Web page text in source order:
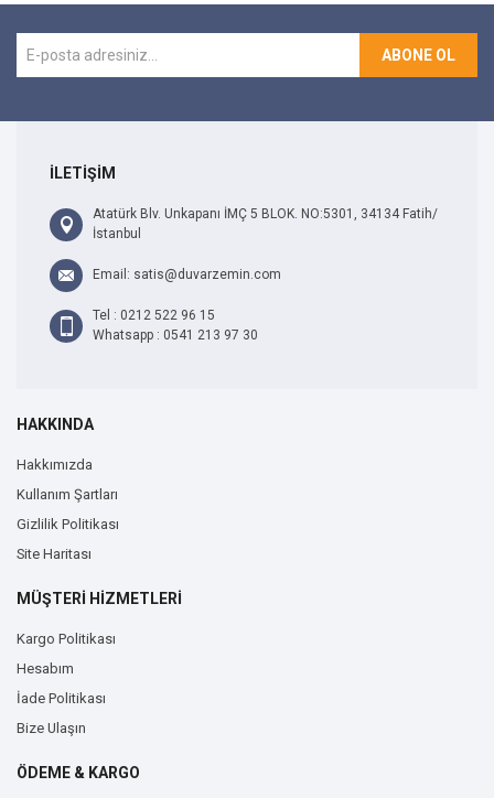
ABONE OL
İLETİŞİM
Atatürk Blv. Unkapanı İMÇ 5 BLOK. NO:5301, 34134 Fatih/
İstanbul
Email: satis@duvarzemin.com
Tel : 0212 522 96 15
Whatsapp : 0541 213 97 30
HAKKINDA
Hakkımızda
Kullanım Şartları
Gizlilik Politikası
Site Haritası
MÜŞTERİ HİZMETLERİ
Kargo Politikası
Hesabım
İade Politikası
Bize Ulaşın
ÖDEME & KARGO